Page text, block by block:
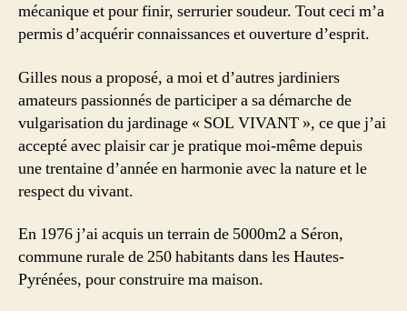
mécanique et pour finir, serrurier soudeur. Tout ceci m’a
permis d’acquérir connaissances et ouverture d’esprit.
Gilles nous a proposé, a moi et d’autres jardiniers
amateurs passionnés de participer a sa démarche de
vulgarisation du jardinage « SOL VIVANT », ce que j’ai
accepté avec plaisir car je pratique moi-même depuis
une trentaine d’année en harmonie avec la nature et le
respect du vivant.
En 1976 j’ai acquis un terrain de 5000m2 a Séron,
commune rurale de 250 habitants dans les Hautes-
Pyrénées, pour construire ma maison.